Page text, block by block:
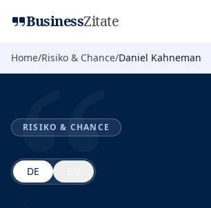
BusinessZitate
Home/Risiko & Chance/Daniel Kahneman
RISIKO & CHANCE
DE